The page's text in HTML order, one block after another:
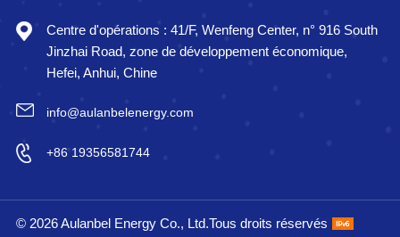
Centre d'opérations : 41/F, Wenfeng Center, n° 916 South
Jinzhai Road, zone de développement économique,
Hefei, Anhui, Chine
info@aulanbelenergy.com
+86 19356581744
© 2026 Aulanbel Energy Co., Ltd.Tous droits réservés